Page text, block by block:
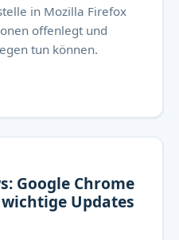
in Mozilla Firefox
offenlegt und
tun können.
Google Chrome
Updates